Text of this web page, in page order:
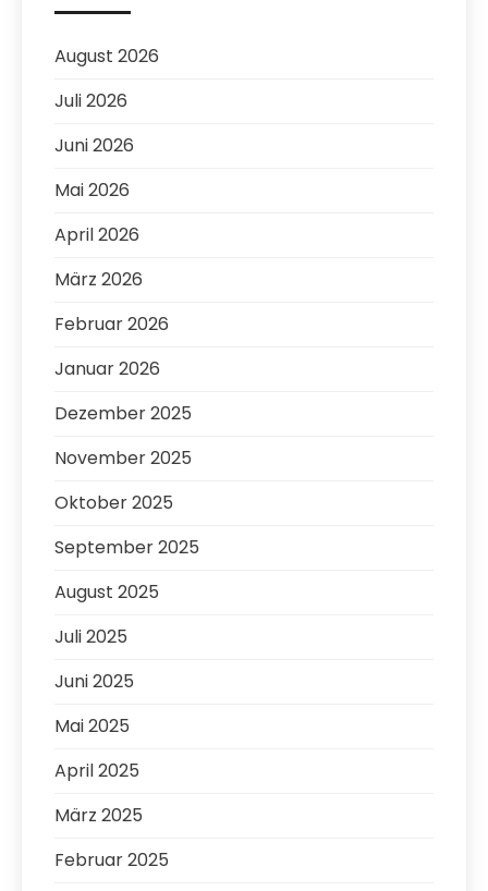
August 2026
Juli 2026
Juni 2026
Mai 2026
April 2026
März 2026
Februar 2026
Januar 2026
Dezember 2025
November 2025
Oktober 2025
September 2025
August 2025
Juli 2025
Juni 2025
Mai 2025
April 2025
März 2025
Februar 2025